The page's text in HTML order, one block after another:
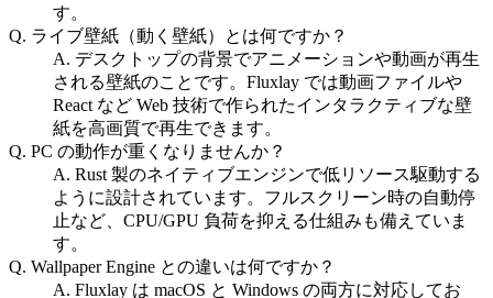
す。
Q. ライブ壁紙（動く壁紙）とは何ですか？
A. デスクトップの背景でアニメーションや動画が再生
される壁紙のことです。Fluxlay では動画ファイルや
React など Web 技術で作られたインタラクティブな壁
紙を高画質で再生できます。
Q. PC の動作が重くなりませんか？
A. Rust 製のネイティブエンジンで低リソース駆動する
ように設計されています。フルスクリーン時の自動停
止など、CPU/GPU 負荷を抑える仕組みも備えていま
す。
Q. Wallpaper Engine との違いは何ですか？
A. Fluxlay は macOS と Windows の両方に対応してお